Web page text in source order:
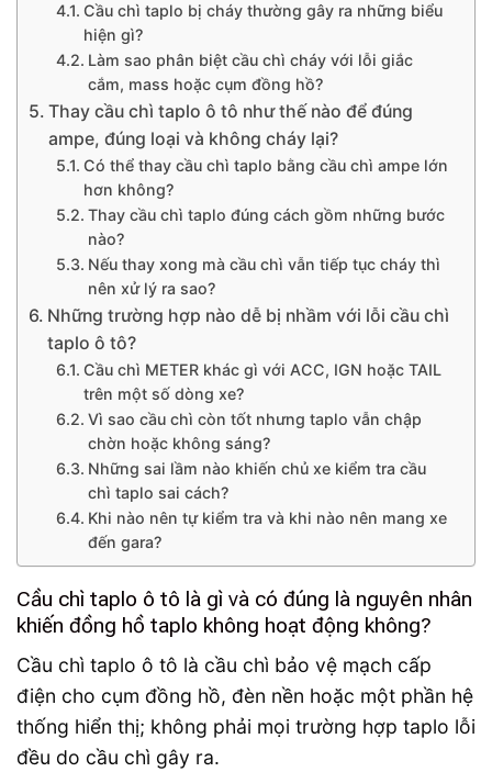
Cầu chì taplo bị cháy thường gây ra những biểu
hiện gì?
Làm sao phân biệt cầu chì cháy với lỗi giắc
cắm, mass hoặc cụm đồng hồ?
Thay cầu chì taplo ô tô như thế nào để đúng
ampe, đúng loại và không cháy lại?
Có thể thay cầu chì taplo bằng cầu chì ampe lớn
hơn không?
Thay cầu chì taplo đúng cách gồm những bước
nào?
Nếu thay xong mà cầu chì vẫn tiếp tục cháy thì
nên xử lý ra sao?
Những trường hợp nào dễ bị nhầm với lỗi cầu chì
taplo ô tô?
Cầu chì METER khác gì với ACC, IGN hoặc TAIL
trên một số dòng xe?
Vì sao cầu chì còn tốt nhưng taplo vẫn chập
chờn hoặc không sáng?
Những sai lầm nào khiến chủ xe kiểm tra cầu
chì taplo sai cách?
Khi nào nên tự kiểm tra và khi nào nên mang xe
đến gara?
Cầu chì taplo ô tô là gì và có đúng là nguyên nhân
khiến đồng hồ taplo không hoạt động không?
Cầu chì taplo ô tô là cầu chì bảo vệ mạch cấp
điện cho cụm đồng hồ, đèn nền hoặc một phần hệ
thống hiển thị; không phải mọi trường hợp taplo lỗi
đều do cầu chì gây ra.